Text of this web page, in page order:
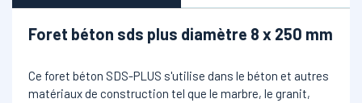
Foret béton sds plus diamètre 8 x 250 mm
Ce foret béton SDS-PLUS s'utilise dans le béton et autres
matériaux de construction tel que le marbre, le granit,